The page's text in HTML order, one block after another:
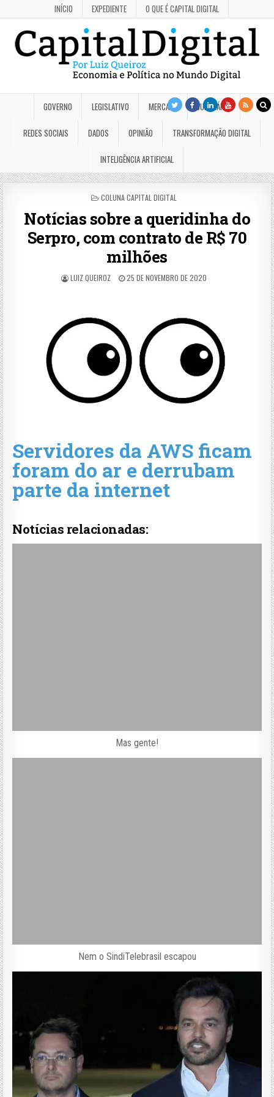
INÍCIO EXPEDIENTE O QUE É CAPITAL DIGITAL
GOVERNO LEGISLATIVO MERCADO JUDICIÁRIO
REDES SOCIAIS DADOS OPINIÃO TRANSFORMAÇÃO DIGITAL
INTELIGÊNCIA ARTIFICIAL
POSTED
COLUNA CAPITAL DIGITAL
Notícias sobre a queridinha do
Serpro, com contrato de R$ 70
milhões
LUIZ QUEIROZ 25 DE NOVEMBRO DE 2020
Servidores da AWS ficam
foram do ar e derrubam
parte da internet
Notícias relacionadas:
Mas gente!
Nem o SindiTelebrasil escapou